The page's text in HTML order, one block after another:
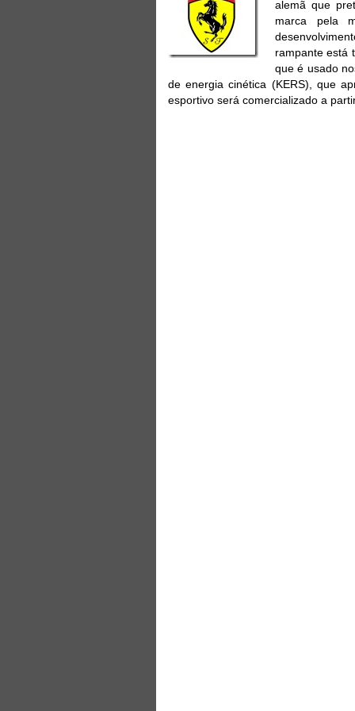
alemã que
marca pela
rampante está
que é usado
de energia cinética (KERS), que
esportivo será comercializado a